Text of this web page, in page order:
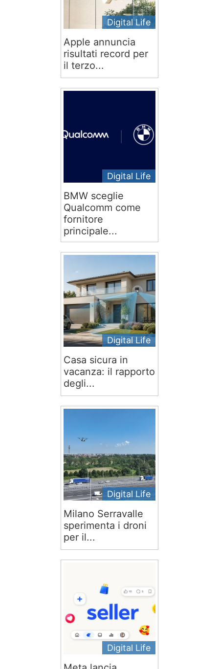
Digital Life
Apple annuncia
risultati record per
il terzo...
Digital Life
BMW sceglie
Qualcomm come
fornitore
principale...
Digital Life
Casa sicura in
vacanza: il rapporto
degli...
Digital Life
Milano Serravalle
sperimenta i droni
per il...
Digital Life